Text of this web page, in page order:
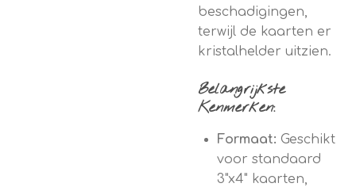
beschadigingen,
terwijl de kaarten er
kristalhelder uitzien.
Belangrijkste
Kenmerken:
Formaat: Geschikt
voor standaard
3"x4" kaarten,